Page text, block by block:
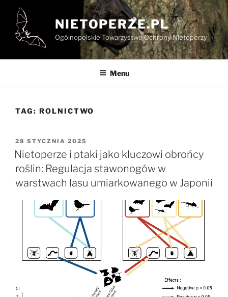
Przejdź
treści
NIETOPERZE.PL
Ogólnopolskie Towarzystwo Ochrony Nietoperzy
Menu
TAG: ROLNICTWO
OPUBLIKOWANE
W
28 STYCZNIA 2025
Nietoperze i ptaki jako kluczowi obrońcy
roślin: Regulacja stawonogów w
warstwach lasu umiarkowanego w Japonii